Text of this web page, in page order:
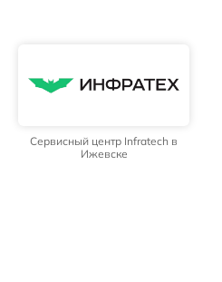
Сервисный центр Infratech в
Ижевске